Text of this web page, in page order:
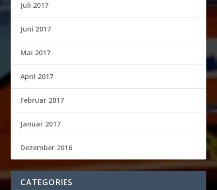
Juli 2017
Juni 2017
Mai 2017
April 2017
Februar 2017
Januar 2017
Dezember 2016
CATEGORIES